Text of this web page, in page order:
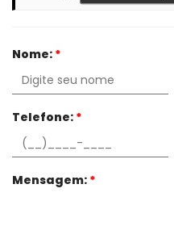
Nome: *
Telefone: *
Mensagem: *